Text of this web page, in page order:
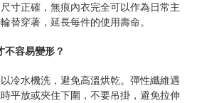
寸正確，無痕內衣完全可以作為日常主
替穿著，延長每件的使用壽命。
不容易變形？
冷水機洗，避免高溫烘乾。彈性纖維遇
平放或夾住下圍，不要吊掛，避免拉伸